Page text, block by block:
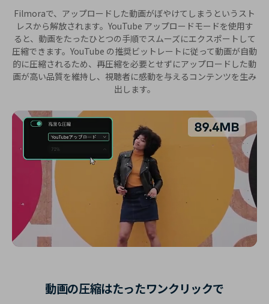
Filmoraで、アップロードした動画がぼやけてしまうというスト
レスから解放されます。YouTube アップロードモードを使用す
ると、動画をたったひとつの手順でスムーズにエクスポートして
圧縮できます。YouTube の推奨ビットレートに従って動画が自動
的に圧縮されるため、再圧縮を必要とせずにアップロードした動
画が高い品質を維持し、視聴者に感動を与えるコンテンツを生み
出します。
動画の圧縮はたったワンクリックで